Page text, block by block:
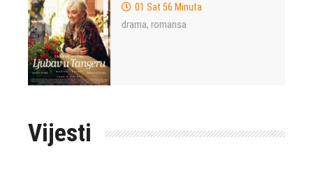
01 Sat 56 Minuta
drama, romansa
Vijesti